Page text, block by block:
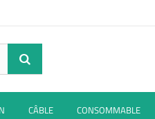
CÂBLE CONSOMMABLE